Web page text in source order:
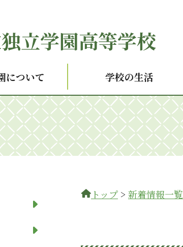
立学園高等学校
について 学校の生活
トップ > 新着情報一覧